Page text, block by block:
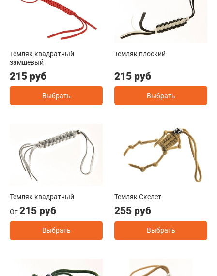
Темляк квадратный
замшевый
215 руб
Выбрать
Темляк плоский
215 руб
Выбрать
Темляк квадратный
От215 руб
Выбрать
Темляк Скелет
255 руб
Выбрать